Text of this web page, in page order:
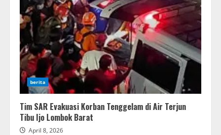
berita
Tim SAR Evakuasi Korban Tenggelam di Air Terjun
Tibu Ijo Lombok Barat
April 8, 2026